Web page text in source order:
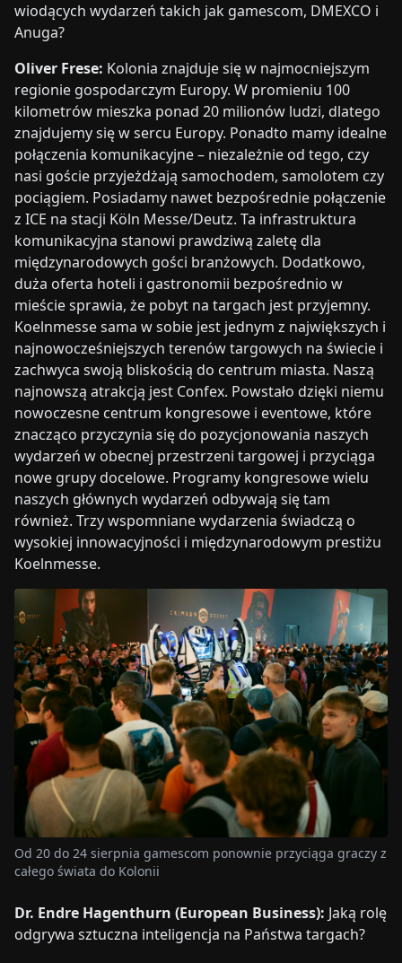
wiodących wydarzeń takich jak gamescom, DMEXCO i
Anuga?
Oliver Frese: Kolonia znajduje się w najmocniejszym
regionie gospodarczym Europy. W promieniu 100
kilometrów mieszka ponad 20 milionów ludzi, dlatego
znajdujemy się w sercu Europy. Ponadto mamy idealne
połączenia komunikacyjne – niezależnie od tego, czy
nasi goście przyjeżdżają samochodem, samolotem czy
pociągiem. Posiadamy nawet bezpośrednie połączenie
z ICE na stacji Köln Messe/Deutz. Ta infrastruktura
komunikacyjna stanowi prawdziwą zaletę dla
międzynarodowych gości branżowych. Dodatkowo,
duża oferta hoteli i gastronomii bezpośrednio w
mieście sprawia, że pobyt na targach jest przyjemny.
Koelnmesse sama w sobie jest jednym z największych i
najnowocześniejszych terenów targowych na świecie i
zachwyca swoją bliskością do centrum miasta. Naszą
najnowszą atrakcją jest Confex. Powstało dzięki niemu
nowoczesne centrum kongresowe i eventowe, które
znacząco przyczynia się do pozycjonowania naszych
wydarzeń w obecnej przestrzeni targowej i przyciąga
nowe grupy docelowe. Programy kongresowe wielu
naszych głównych wydarzeń odbywają się tam
również. Trzy wspomniane wydarzenia świadczą o
wysokiej innowacyjności i międzynarodowym prestiżu
Koelnmesse.
Od 20 do 24 sierpnia gamescom ponownie przyciąga graczy z
całego świata do Kolonii
Dr. Endre Hagenthurn (European Business): Jaką rolę
odgrywa sztuczna inteligencja na Państwa targach?